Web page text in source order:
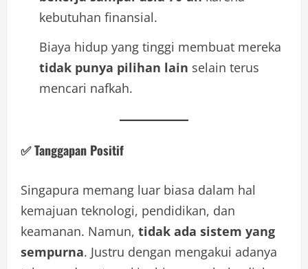
kebutuhan finansial.
Biaya hidup yang tinggi membuat mereka
tidak punya pilihan lain selain terus
mencari nafkah.
✅ Tanggapan Positif
Singapura memang luar biasa dalam hal
kemajuan teknologi, pendidikan, dan
keamanan. Namun, tidak ada sistem yang
sempurna. Justru dengan mengakui adanya